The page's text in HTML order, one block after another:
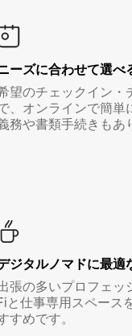
ーズに合わせて選べ
望のチェックイン・
、オンラインで簡単
務や書類手続きもあ
ジタルノマド⁠に最⁠適⁠
張の多いプロフェ
と仕事専用スペース
すめです。